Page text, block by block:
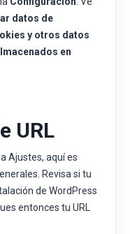
datos de
y otros datos
en
URL
Ajustes, aquí es
Revisa si tu
de WordPress
entonces tu URL